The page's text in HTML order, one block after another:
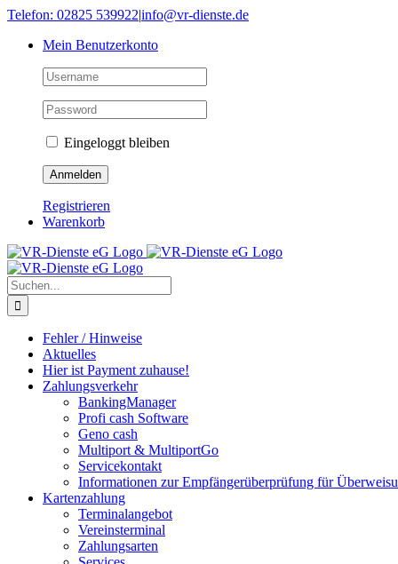
Skip
content
Telefon: 02825 539922|info@vr-dienste.de
Mein Benutzerkonto
Eingeloggt bleiben
Registrieren
Warenkorb
Suche
nach:
Fehler / Hinweise
Aktuelles
Hier ist Payment zuhause!
Zahlungsverkehr
BankingManager
Profi cash Software
Geno cash
Multiport & MultiportGo
Servicekontakt
Informationen zur Empfängerüberprüfung für
Kartenzahlung
Terminalangebot
Vereinsterminal
Zahlungsarten